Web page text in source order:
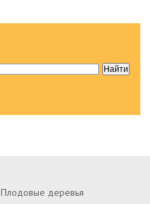
Плодовые деревья